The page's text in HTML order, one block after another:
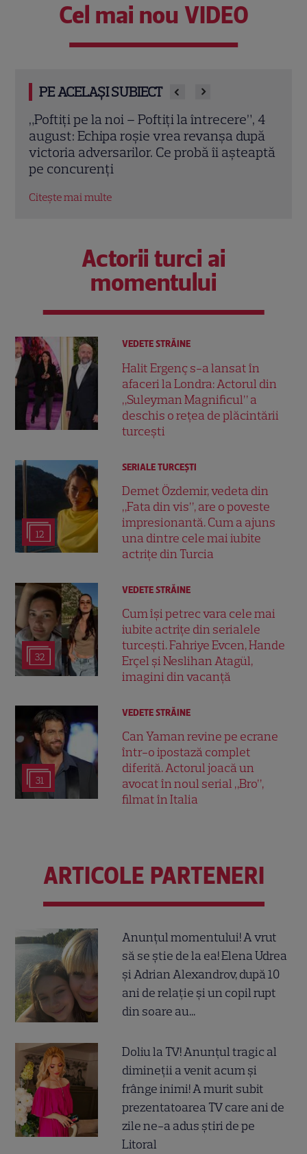
Cel mai nou VIDEO
PE ACELAȘI SUBIECT
Grila TV de toamnă 2026: toate
premierele confirmate la Pro TV și
Antena 1. Ce show-uri și seriale revin din
septembrie
Citește mai multe
Actorii turci ai
momentului
VEDETE STRĂINE
Halit Ergenç s-a lansat în
afaceri la Londra: Actorul din
„Suleyman Magnificul” a
deschis o rețea de plăcintării
turcești
12
SERIALE TURCEŞTI
Demet Özdemir, vedeta din
„Fata din vis”, are o poveste
impresionantă. Cum a ajuns
una dintre cele mai iubite
actrițe din Turcia
32
VEDETE STRĂINE
Cum își petrec vara cele mai
iubite actrițe din serialele
turcești. Fahriye Evcen, Hande
Erçel și Neslihan Atagül,
imagini din vacanță
31
VEDETE STRĂINE
Can Yaman revine pe ecrane
într-o ipostază complet
diferită. Actorul joacă un
avocat în noul serial „Bro”,
filmat în Italia
ARTICOLE PARTENERI
Anunțul momentului! A vrut
să se știe de la ea! Elena Udrea
și Adrian Alexandrov, după 10
ani de relație și un copil rupt
din soare au...
Doliu la TV! Anunțul tragic al
dimineții a venit acum și
frânge inimi! A murit subit
prezentatoarea TV care ani de
zile ne-a adus știri de pe
Litoral